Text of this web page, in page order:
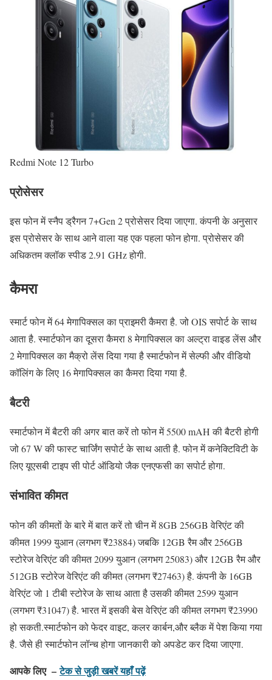
Redmi Note 12 Turbo
प्रोसेसर
इस फोन में स्नैप ड्रैगन 7+Gen 2 प्रोसेसर दिया जाएगा. कंपनी के अनुसार
इस प्रोसेसर के साथ आने वाला यह एक पहला फोन होगा. प्रोसेसर की
अधिकतम क्लॉक स्पीड 2.91 GHz होगी.
कैमरा
स्मार्ट फोन में 64 मेगापिक्सल का प्राइमरी कैमरा है. जो OIS सपोर्ट के साथ
आता है. स्मार्टफोन का दूसरा कैमरा 8 मेगापिक्सल का अल्ट्रा वाइड लेंस और
2 मेगापिक्सल का मैक्रो लेंस दिया गया है स्मार्टफोन में सेल्फी और वीडियो
कॉलिंग के लिए 16 मेगापिक्सल का कैमरा दिया गया है.
बैटरी
स्मार्टफोन में बैटरी की अगर बात करें तो फोन में 5500 mAH की बैटरी होगी
जो 67 W की फास्ट चार्जिंग सपोर्ट के साथ आती है. फोन में कनेक्टिविटी के
लिए यूएसबी टाइप सी पोर्ट ऑडियो जैक एनएफसी का सपोर्ट होगा.
संभावित कीमत
फोन की कीमतों के बारे में बात करें तो चीन में 8GB 256GB वेरिएंट की
कीमत 1999 युआन (लगभग ₹23884) जबकि 12GB रैम और 256GB
स्टोरेज वेरिएंट की कीमत 2099 युआन (लगभग 25083) और 12GB रैम और
512GB स्टोरेज वेरिएंट की कीमत (लगभग ₹27463) है. कंपनी के 16GB
वेरिएंट जो 1 टीबी स्टोरेज के साथ आता है उसकी कीमत 2599 युआन
(लगभग ₹31047) है. भारत में इसकी बेस वेरिएंट की कीमत लगभग ₹23990
हो सकती.स्मार्टफोन को फेदर वाइट, कलर कार्बन,और ब्लैक में पेश किया गया
है. जैसे ही स्मार्टफोन लॉन्च होगा जानकारी को अपडेट कर दिया जाएगा.
आपके लिए –टेक से जुड़ी खबरें यहाँ पढ़ें